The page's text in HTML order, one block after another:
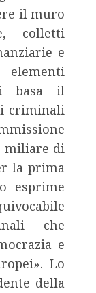
il muro
colletti
e
basa il
criminali
miliare di
la prima
esprime
che
e
Lo
della